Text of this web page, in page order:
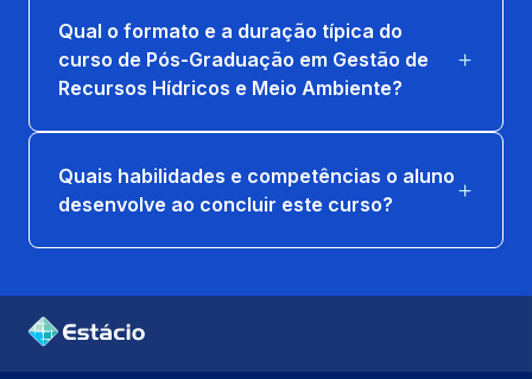
Qual o formato e a duração típica do
curso de Pós-Graduação em Gestão de
Recursos Hídricos e Meio Ambiente?
Quais habilidades e competências o aluno
desenvolve ao concluir este curso?